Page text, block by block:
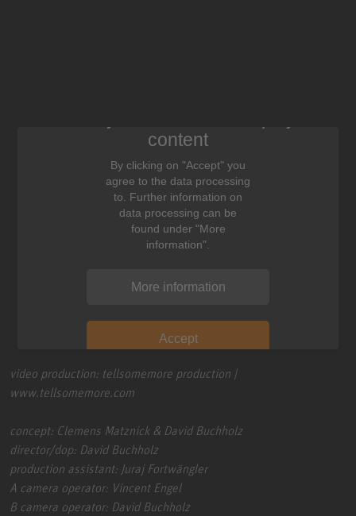
content
By clicking on "Accept" you
agree to the data processing
to. Further information on
data processing can be
found under "More
information".
More information
Accept
video production: tellsomemore production |
www.tellsomemore.com
concept: Clemens Matznick & David Buchholz
director/dop: David Buchholz
production assistant: Juraj Fortwängler
A camera operator: Vincent Engel
B camera operator: David Buchholz